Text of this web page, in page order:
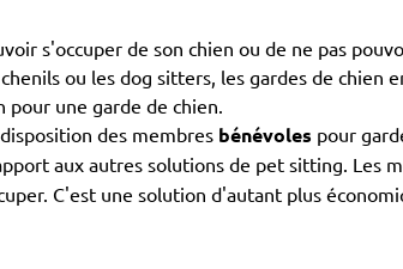
s'occuper de son chien ou de ne pas
ou les dog sitters, les gardes de
une garde de chien.
des membres bénévoles pour
aux autres solutions de pet sitting. Les
C'est une solution d'autant plus